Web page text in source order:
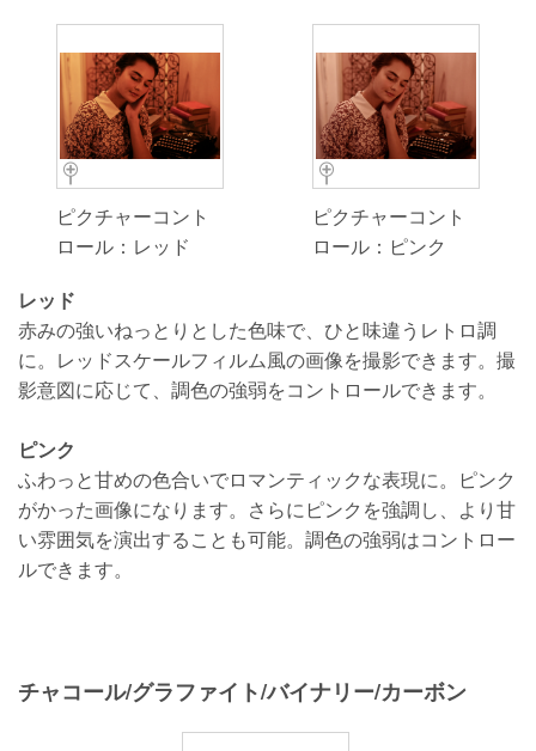
ピクチャーコント
ロール：レッド
ピクチャーコント
ロール：ピンク
レッド
赤みの強いねっとりとした色味で、ひと味違うレトロ調
に。レッドスケールフィルム風の画像を撮影できます。撮
影意図に応じて、調色の強弱をコントロールできます。
ピンク
ふわっと甘めの色合いでロマンティックな表現に。ピンク
がかった画像になります。さらにピンクを強調し、より甘
い雰囲気を演出することも可能。調色の強弱はコントロー
ルできます。
チャコール/グラファイト/バイナリー/カーボン